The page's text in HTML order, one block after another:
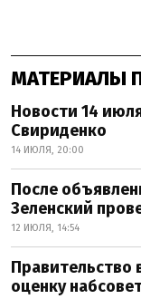
МАТЕРИАЛЫ
Новости 14
Свириденко
14 ИЮЛЯ, 20:00
После
Зеленский
12 ИЮЛЯ, 14:54
Правительство
оценку